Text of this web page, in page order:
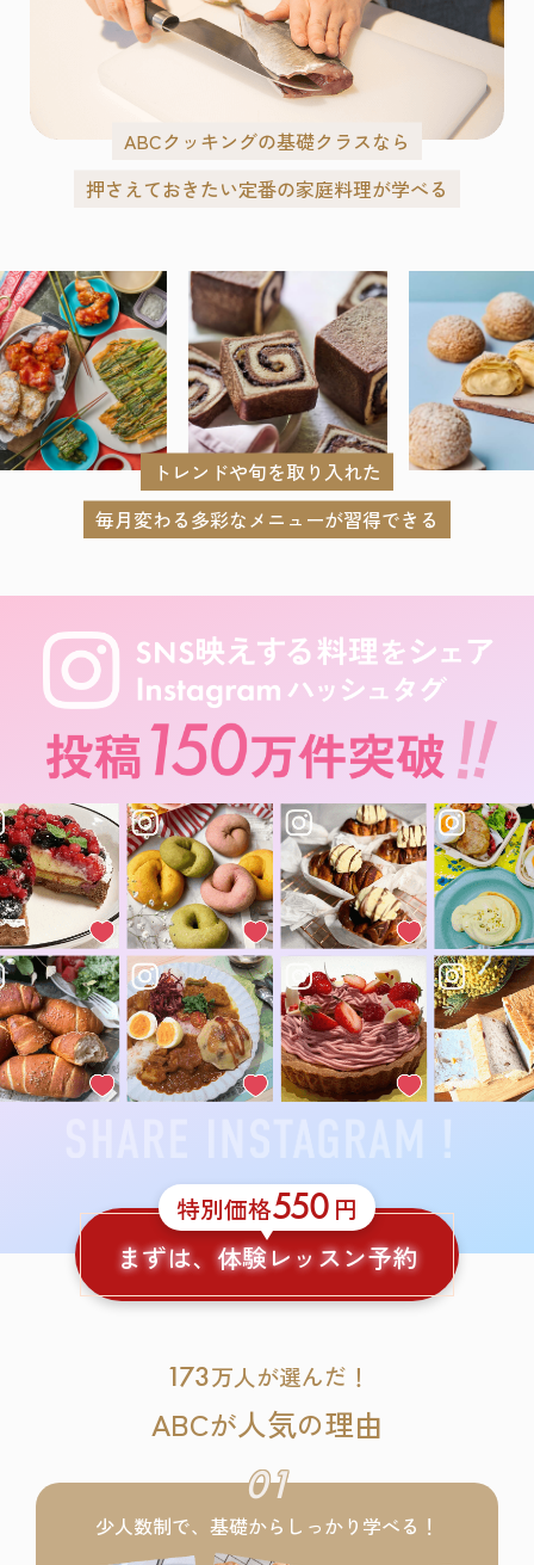
ABCクッキングの基礎クラスなら
押さえておきたい定番の家庭料理が学べる
トレンドや旬を取り入れた
毎月変わる多彩なメニューが習得できる
特別価格550 円
まずは、体験レッスン予約
173万人が選んだ！
ABCが人気の理由
01
少人数制で、基礎からしっかり学べる！